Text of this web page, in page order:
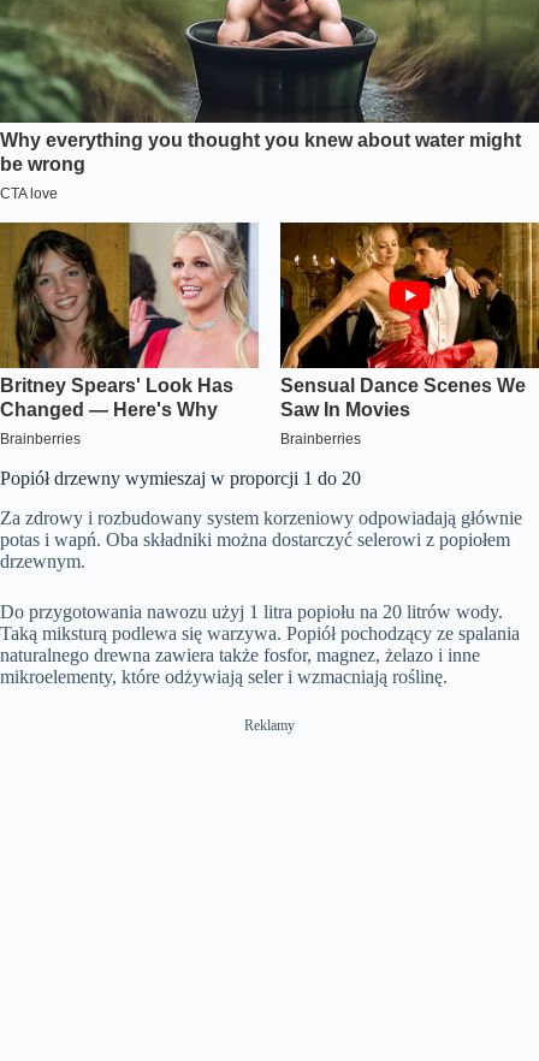
Popiół drzewny wymieszaj w proporcji 1 do 20
Za zdrowy i rozbudowany system korzeniowy odpowiadają głównie
potas i wapń. Oba składniki można dostarczyć selerowi z popiołem
drzewnym.
Do przygotowania nawozu użyj 1 litra popiołu na 20 litrów wody.
Taką miksturą podlewa się warzywa. Popiół pochodzący ze spalania
naturalnego drewna zawiera także fosfor, magnez, żelazo i inne
mikroelementy, które odżywiają seler i wzmacniają roślinę.
Reklamy